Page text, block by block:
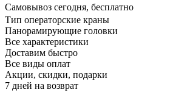
Самовывоз сегодня, бесплатно
Тип операторские краны
Панорамирующие головки
Все характеристики
Доставим быстро
Все виды оплат
Акции, скидки, подарки
7 дней на возврат